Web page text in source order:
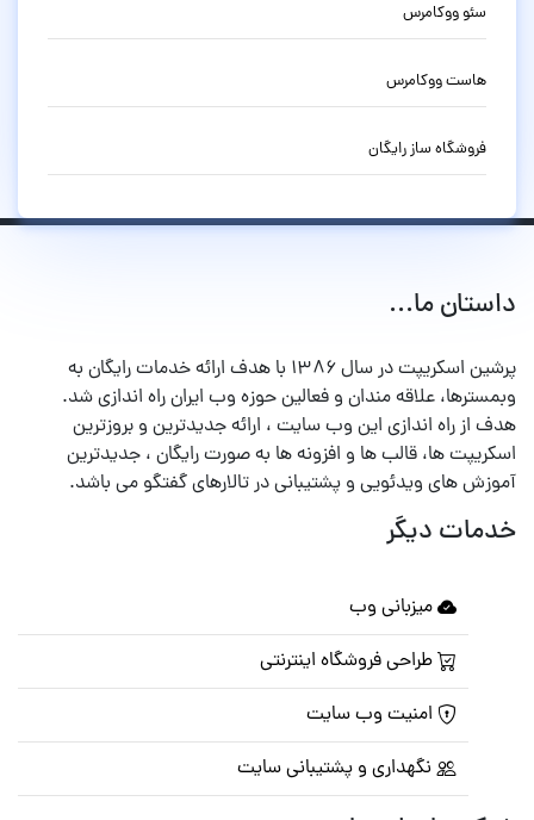
سئو ووکامرس
هاست ووکامرس
فروشگاه ساز رایگان
داستان ما...
پرشین اسکریپت در سال ۱۳۸۶ با هدف ارائه خدمات رایگان به
وبمسترها، علاقه مندان و فعالین حوزه وب ایران راه اندازی شد.
هدف از راه اندازی این وب سایت ، ارائه جدیدترین و بروزترین
اسکریپت ها، قالب ها و افزونه ها به صورت رایگان ، جدیدترین
آموزش های ویدئویی و پشتیبانی در تالارهای گفتگو می باشد.
خدمات دیگر
میزبانی وب
طراحی فروشگاه اینترنتی
امنیت وب سایت
نگهداری و پشتیبانی سایت